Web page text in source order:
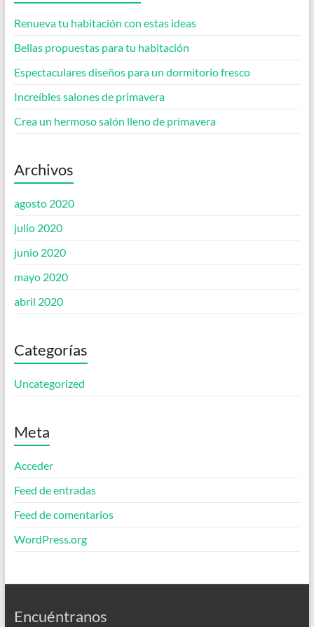
Renueva tu habitación con estas ideas
Bellas propuestas para tu habitación
Espectaculares diseños para un dormitorio fresco
Increíbles salones de primavera
Crea un hermoso salón lleno de primavera
Archivos
agosto 2020
julio 2020
junio 2020
mayo 2020
abril 2020
Categorías
Uncategorized
Meta
Acceder
Feed de entradas
Feed de comentarios
WordPress.org
Encuéntranos